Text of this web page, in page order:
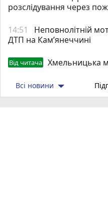
розслідування через
14:51
Неповнолітній
ДТП на Кам’янеччині
Від читача Хмельницька
Всі новини